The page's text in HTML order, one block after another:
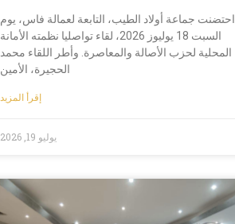
احتضنت جماعة أولاد الطيب، التابعة لعمالة فاس، يوم
السبت 18 يوليوز 2026، لقاء تواصليا نظمته الأمانة
المحلية لحزب الأصالة والمعاصرة. وأطر اللقاء محمد
الحجيرة، الأمين
إقرأ المزيد
يوليو 19, 2026